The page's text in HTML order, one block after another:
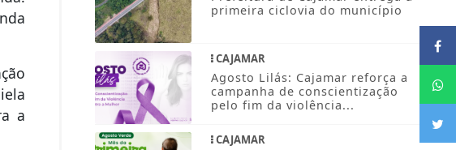
a
primeira ciclovia do município
CAJAMAR
Agosto Lilás: Cajamar reforça a
campanha de conscientização
pelo fim da violência...
CAJAMAR